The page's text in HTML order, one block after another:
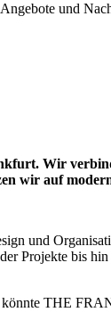
und
Wir
auf
und
Projekte bis
THE